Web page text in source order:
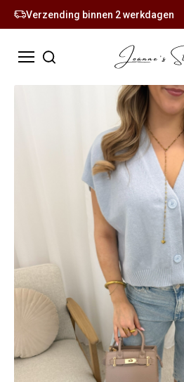
Verzending binnen 2 werkdagen